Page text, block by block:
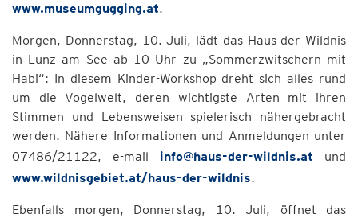
www.museumgugging.at.
Morgen, Donnerstag, 10. Juli, lädt das Haus der Wildnis
in Lunz am See ab 10 Uhr zu „Sommerzwitschern mit
Habi“: In diesem Kinder-Workshop dreht sich alles rund
um die Vogelwelt, deren wichtigste Arten mit ihren
Stimmen und Lebensweisen spielerisch nähergebracht
werden. Nähere Informationen und Anmeldungen unter
07486/21122, e-mail info@haus-der-wildnis.at und
www.wildnisgebiet.at/haus-der-wildnis.
Ebenfalls morgen, Donnerstag, 10. Juli, öffnet das